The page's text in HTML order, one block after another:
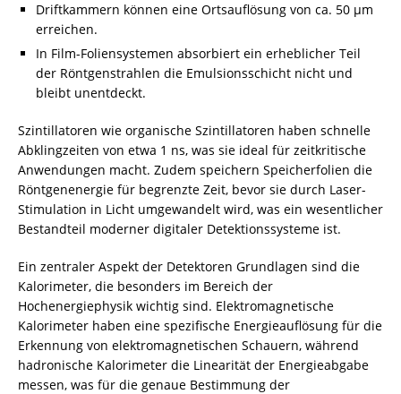
Driftkammern können eine Ortsauflösung von ca. 50 μm
erreichen.
In Film-Foliensystemen absorbiert ein erheblicher Teil
der Röntgenstrahlen die Emulsionsschicht nicht und
bleibt unentdeckt.
Szintillatoren wie organische Szintillatoren haben schnelle
Abklingzeiten von etwa 1 ns, was sie ideal für zeitkritische
Anwendungen macht. Zudem speichern Speicherfolien die
Röntgenenergie für begrenzte Zeit, bevor sie durch Laser-
Stimulation in Licht umgewandelt wird, was ein wesentlicher
Bestandteil moderner digitaler Detektionssysteme ist.
Ein zentraler Aspekt der Detektoren Grundlagen sind die
Kalorimeter, die besonders im Bereich der
Hochenergiephysik wichtig sind. Elektromagnetische
Kalorimeter haben eine spezifische Energieauflösung für die
Erkennung von elektromagnetischen Schauern, während
hadronische Kalorimeter die Linearität der Energieabgabe
messen, was für die genaue Bestimmung der